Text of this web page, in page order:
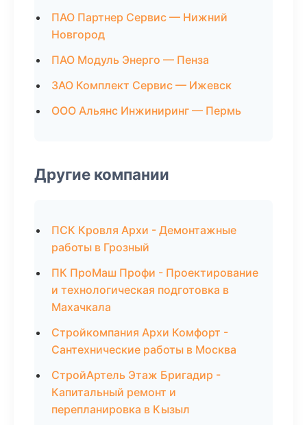
ПАО Партнер Сервис — Нижний
Новгород
ПАО Модуль Энерго — Пенза
ЗАО Комплект Сервис — Ижевск
ООО Альянс Инжиниринг — Пермь
Другие компании
ПСК Кровля Архи - Демонтажные
работы в Грозный
ПК ПроМаш Профи - Проектирование
и технологическая подготовка в
Махачкала
Стройкомпания Архи Комфорт -
Сантехнические работы в Москва
СтройАртель Этаж Бригадир -
Капитальный ремонт и
перепланировка в Кызыл